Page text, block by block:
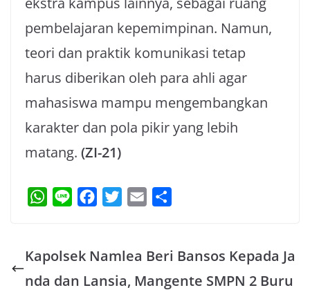
pembelajaran kepemimpinan. Namun,
teori dan praktik komunikasi tetap
harus diberikan oleh para ahli agar
mahasiswa mampu mengembangkan
karakter dan pola pikir yang lebih
matang. (ZI-21)
W
t
e
e
t
i
r
Kapolsek Namlea Beri Bansos Kepada Ja
nda dan Lansia, Mangente SMPN 2 Buru